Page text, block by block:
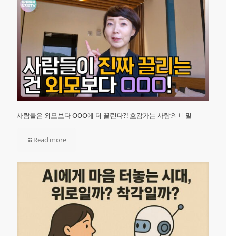
사람들은 외모보다 OOO에 더 끌린다?! 호감가는 사람의 비밀
Read more